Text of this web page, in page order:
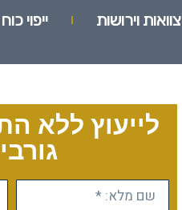
צוואות וירושות ייפוי
לייעוץ ללא